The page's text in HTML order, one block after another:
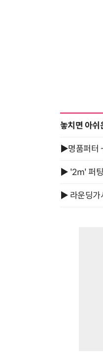
놓치면 아쉬
▶명품퍼터
▶ '2m' 퍼팅
▶ 라운딩가